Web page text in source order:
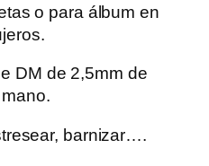
o para álbum en
DM de 2,5mm de
barnizar….